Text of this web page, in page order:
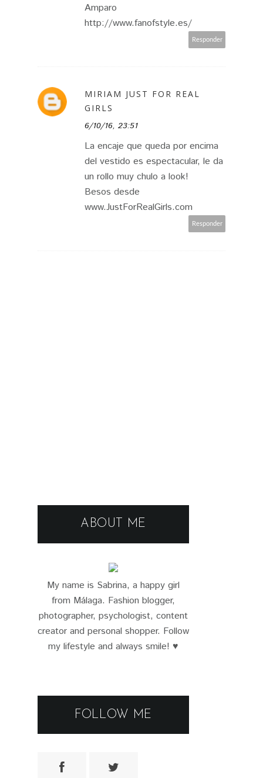
Amparo
http://www.fanofstyle.es/
Responder
MIRIAM JUST FOR REAL
GIRLS
6/10/16, 23:51
La encaje que queda por encima
del vestido es espectacular, le da
un rollo muy chulo a look!
Besos desde
www.JustForRealGirls.com
Responder
ABOUT ME
My name is Sabrina, a happy girl
from Málaga. Fashion blogger,
photographer, psychologist, content
creator and personal shopper. Follow
my lifestyle and always smile! ♥
FOLLOW ME